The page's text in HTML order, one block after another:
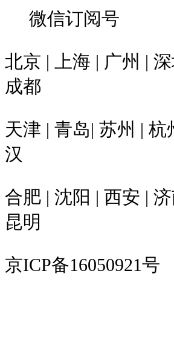
微信订阅号
北京 | 上海 | 广州 |
成都
天津 | 青岛| 苏州 | 杭
汉
合肥 | 沈阳 | 西安 |
昆明
京ICP备16050921号